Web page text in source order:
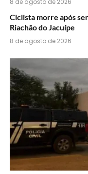
Ciclista morre após
Riachão do Jacuípe
8 de agosto de 2026